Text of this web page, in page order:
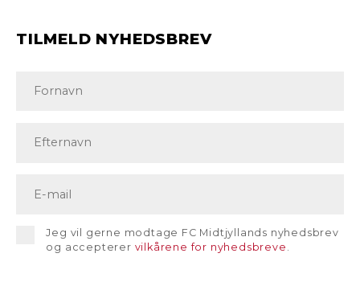
TILMELD NYHEDSBREV
Jeg vil gerne modtage FC Midtjyllands nyhedsbrev
og accepterer vilkårene for nyhedsbreve .